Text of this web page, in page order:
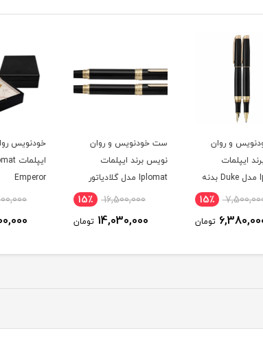
ست خودنویس و روان
نویس برند ایپلمات
Iplomat مدل گلادیاتور
Gladiator بدنه مشکی
16,500,000
14,030,000
خودنویس روان نویس برند
Emperor
24,000,000
20,400,000
چوب